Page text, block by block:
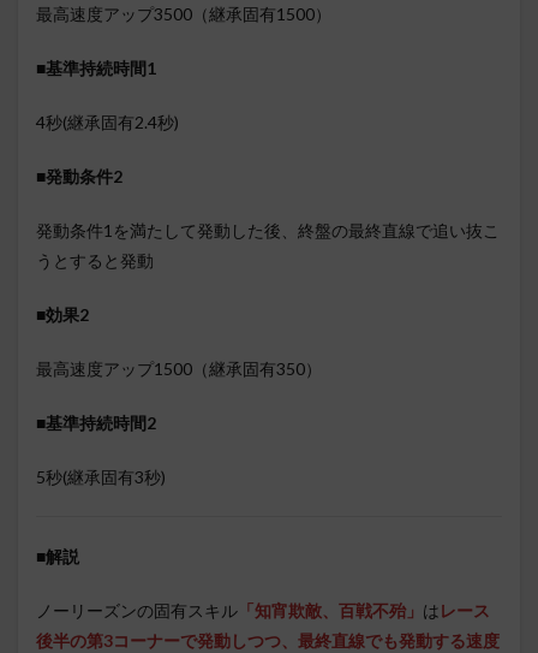
最高速度アップ3500（継承固有1500）
■基準持続時間1
4秒(継承固有2.4秒)
■発動条件2
発動条件1を満たして発動した後、終盤の最終直線で追い抜こ
うとすると発動
■効果2
最高速度アップ1500（継承固有350）
■基準持続時間2
5秒(継承固有3秒)
■解説
ノーリーズンの固有スキル 「知宵欺敵、百戦不殆」 は レース
後半の第3コーナーで発動しつつ、最終直線でも発動する速度